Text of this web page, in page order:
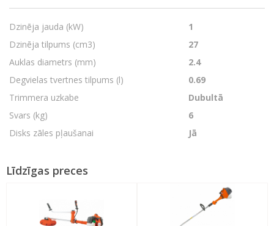
Dzinēja jauda (kW)
1
Dzinēja tilpums (cm3)
27
Auklas diametrs (mm)
2.4
Degvielas tvertnes tilpums (l)
0.69
Trimmera uzkabe
Dubultā
Svars (kg)
6
Disks zāles pļaušanai
Jā
Līdzīgas preces